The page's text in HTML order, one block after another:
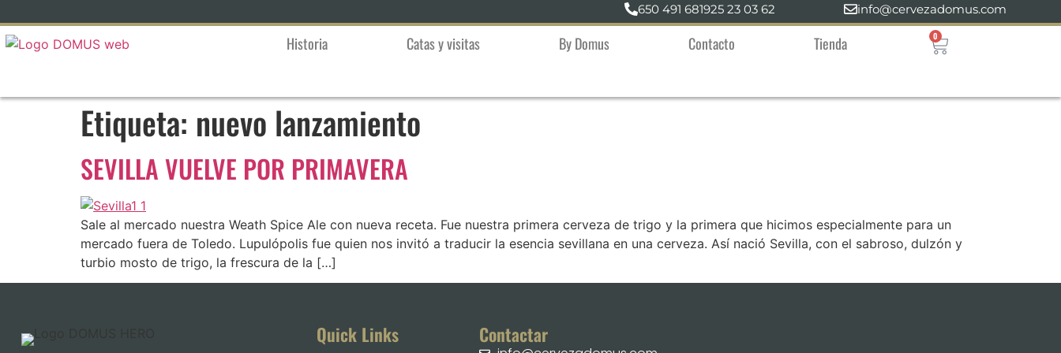
650 491 681925 23 03 62 info@cervezadomus.com
Historia Catas y visitas By Domus Contacto Tienda 0
Etiqueta: nuevo lanzamiento
SEVILLA VUELVE POR PRIMAVERA
Sale al mercado nuestra Weath Spice Ale con nueva receta. Fue nuestra primera cerveza de trigo y la primera que hicimos especialmente para un
mercado fuera de Toledo. Lupulópolis fue quien nos invitó a traducir la esencia sevillana en una cerveza. Así nació Sevilla, con el sabroso, dulzón y
turbio mosto de trigo, la frescura de la […]
Quick Links Contactar